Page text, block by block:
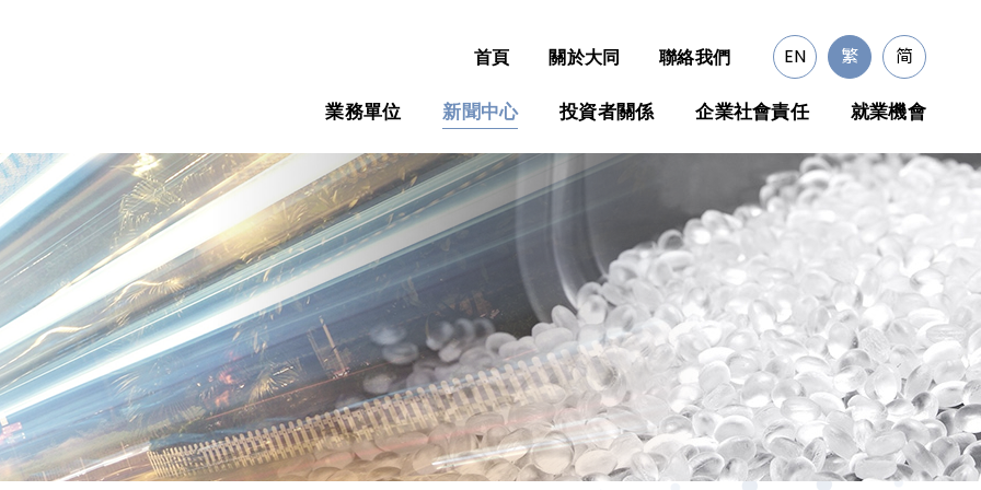
首頁 關於大同 聯絡我們 EN 繁 简
業務單位 新聞中心 投資者關係 企業社會責任 就業機會